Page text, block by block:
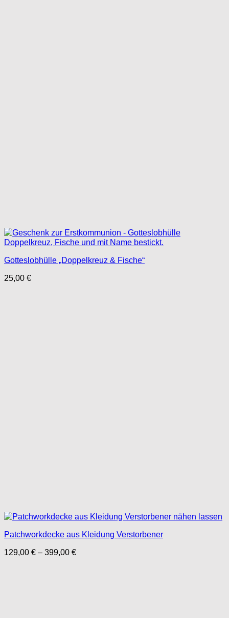
Gotteslobhülle „Doppelkreuz & Fische“
25,00 €
Patchworkdecke aus Kleidung Verstorbener
129,00 € – 399,00 €Preisspanne: